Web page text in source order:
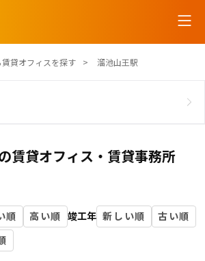
貸オフィスを探す 溜池山王駅
賃貸オフィス・賃貸事務所
順 高い順 竣工年 新しい順
古い順